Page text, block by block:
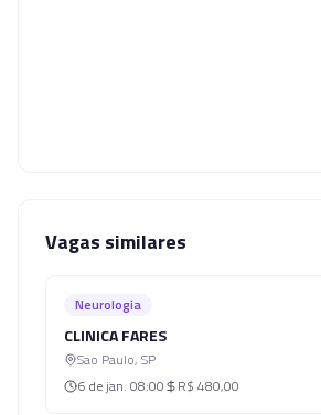
Vagas similares
Neurologia
CLINICA FARES
Sao Paulo, SP
6 de jan. 08:00 R$ 480,00